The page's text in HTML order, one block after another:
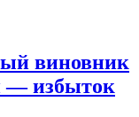
виновник
— избыток